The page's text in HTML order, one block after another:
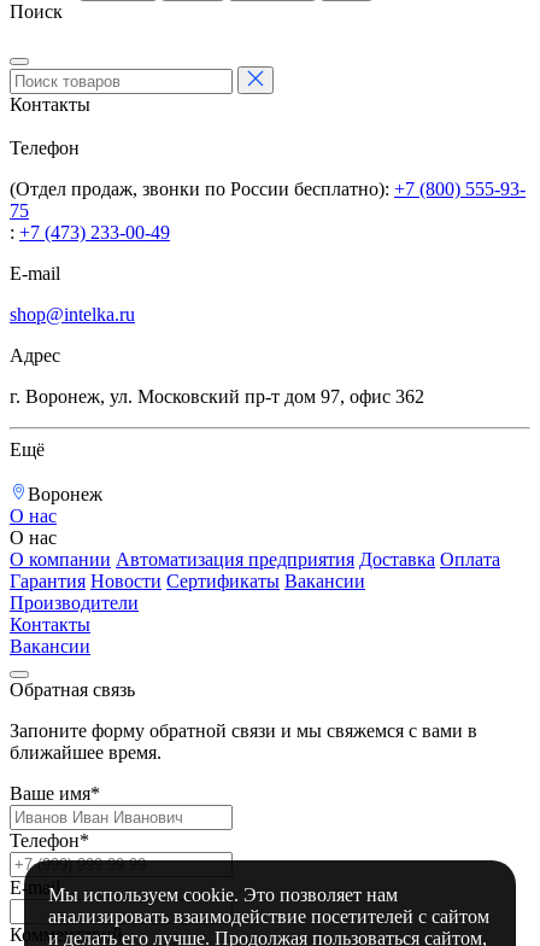
Поиск
Контакты
Телефон
(Отдел продаж, звонки по России бесплатно): +7 (800) 555-93-
75
: +7 (473) 233-00-49
E-mail
shop@intelka.ru
Адрес
г. Воронеж, ул. Московский пр-т дом 97, офис 362
Ещё
Воронеж
О нас
О нас
О компании Автоматизация предприятия Доставка Оплата
Гарантия Новости Сертификаты Вакансии
Производители
Контакты
Вакансии
Обратная связь
Запоните форму обратной связи и мы свяжемся с вами в
ближайшее время.
Ваше имя*
Телефон*
E-mail
Комментарий
Мы используем cookie. Это позволяет нам
анализировать взаимодействие посетителей с сайтом
и делать его лучше. Продолжая пользоваться сайтом,